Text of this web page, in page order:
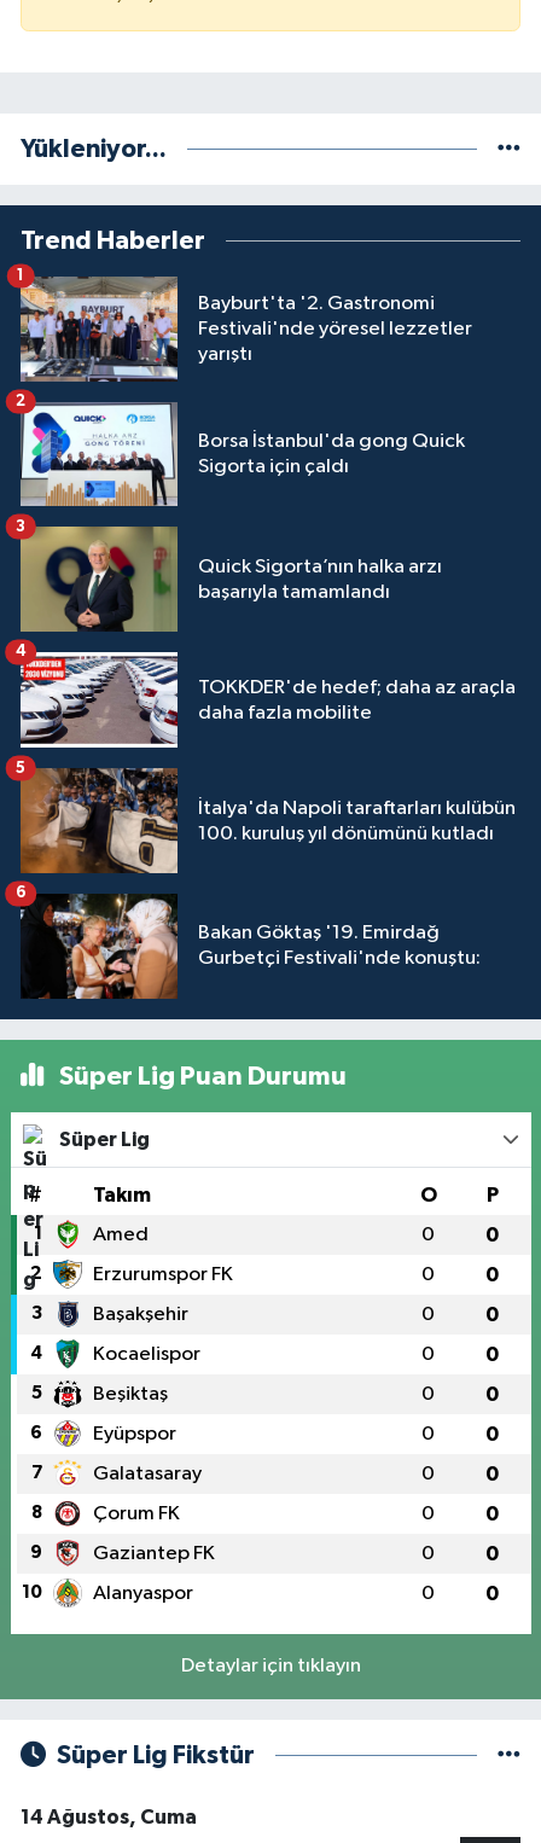
Yükleniyor...
Trend Haberler
Bayburt'ta '2. Gastronomi
Festivali'nde yöresel lezzetler
yarıştı
1
Borsa İstanbul'da gong Quick
Sigorta için çaldı
2
Quick Sigorta’nın halka arzı
başarıyla tamamlandı
3
TOKKDER'de hedef; daha az araçla
daha fazla mobilite
4
İtalya'da Napoli taraftarları kulübün
100. kuruluş yıl dönümünü kutladı
5
Bakan Göktaş '19. Emirdağ
Gurbetçi Festivali'nde konuştu:
6
Süper Lig Puan Durumu
Süper Lig
# Takım O P
1 Amed 0 0
2 Erzurumspor FK 0 0
3 Başakşehir 0 0
4 Kocaelispor 0 0
5 Beşiktaş 0 0
6 Eyüpspor 0 0
7 Galatasaray 0 0
8 Çorum FK 0 0
9 Gaziantep FK 0 0
10 Alanyaspor 0 0
Detaylar için tıklayın
Süper Lig Fikstür
14 Ağustos, Cuma